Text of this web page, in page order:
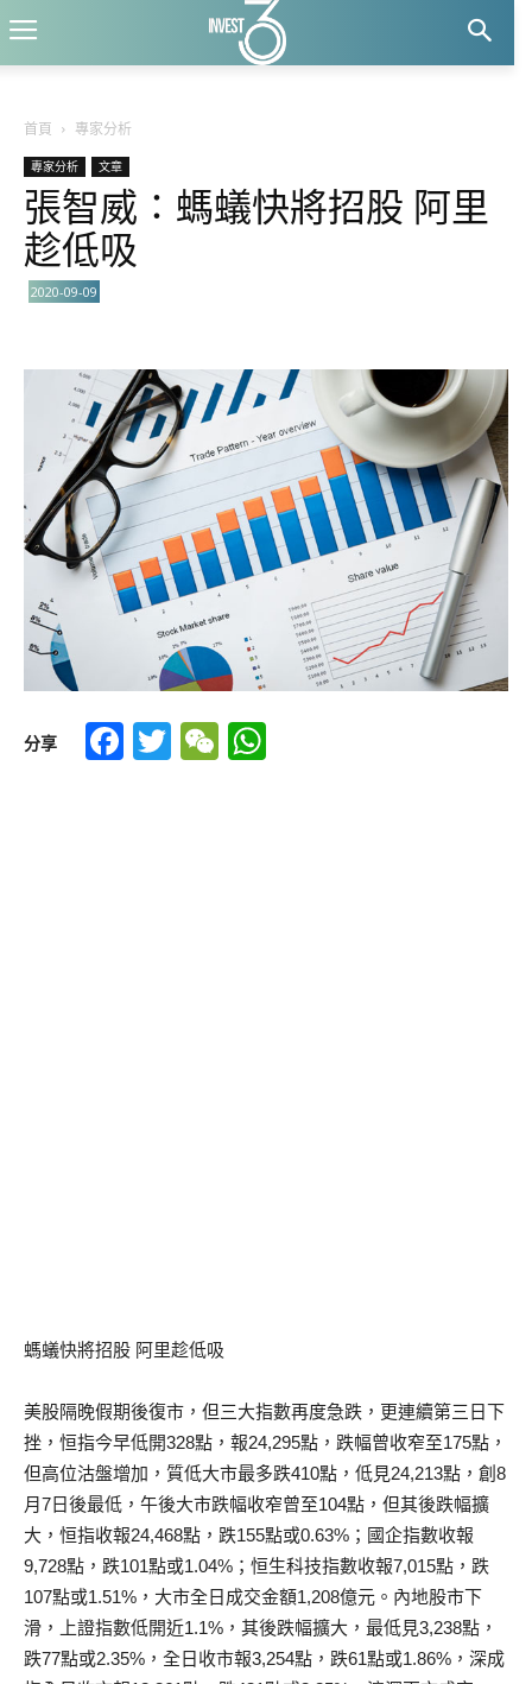
首頁 專家分析
專家分析 文章
張智威∶螞蟻快將招股 阿里
趁低吸
2020-09-09
分享 Facebook
TwitterWeChat
螞蟻快將招股 阿里趁低吸
美股隔晚假期後復市，但三大指數再度急跌，更連續第三日下
挫，恒指今早低開328點，報24,295點，跌幅曾收窄至175點，
但高位沽盤增加，質低大市最多跌410點，低見24,213點，創8
月7日後最低，午後大市跌幅收窄曾至104點，但其後跌幅擴
大，恒指收報24,468點，跌155點或0.63%；國企指數收報
9,728點，跌101點或1.04%；恒生科技指數收報7,015點，跌
107點或1.51%，大市全日成交金額1,208億元。內地股市下
滑，上證指數低開近1.1%，其後跌幅擴大，最低見3,238點，
跌77點或2.35%，全日收市報3,254點，跌61點或1.86%，深成